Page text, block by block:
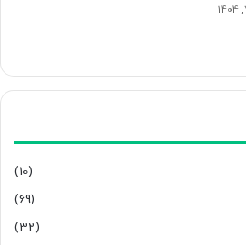
(10)
(69)
(32)